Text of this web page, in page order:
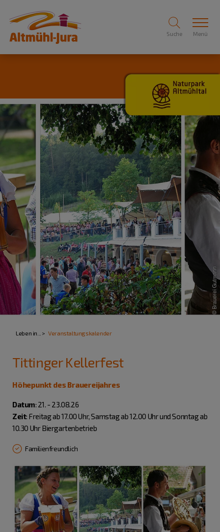
Suche Menü
Leben in... Veranstaltungskalender
Tittinger Kellerfest
Höhepunkt des Brauereijahres
Datum: 21. - 23.08.26
Zeit: Freitag ab 17.00 Uhr, Samstag ab 12.00 Uhr und Sonntag ab
10.30 Uhr Biergartenbetrieb
Familienfreundlich